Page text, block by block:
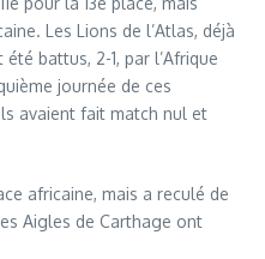
Les Lions de l’Atlas, déjà
battus, 2-1, par l’Afrique
journée de ces
avaient fait match nul et
africaine, mais a reculé de
Aigles de Carthage ont